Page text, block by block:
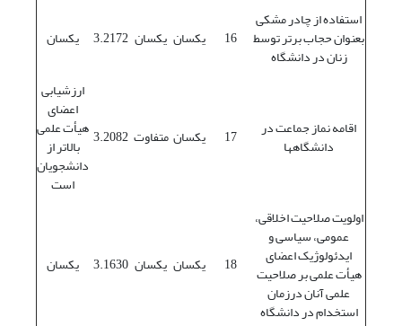
استفاده از چادر مشکی
بعنوان حجاب برتر توسط
زنان در دانشگاه
16 یکسان یکسان 3.2172 یکسان
اقامه نماز جماعت در
دانشگاهها 17 یکسان متفاوت 3.2082
ارزشیابی
اعضای
هیأت علمی
بالاتر از
دانشجویان
است
اولویت صلاحیت اخلاقی،
عمومی، سیاسی و
ایدئولوژیک اعضای
هیأت علمی بر صلاحیت
علمی آنان درزمان
استخدام در دانشگاه
18 یکسان یکسان 3.1630 یکسان